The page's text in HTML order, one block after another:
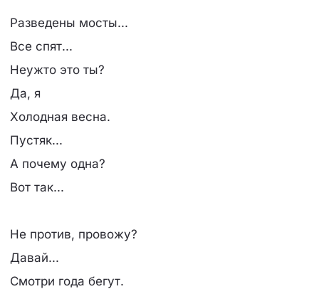
Разведены мосты...
Все спят...
Неужто это ты?
Да, я
Холодная весна.
Пустяк...
А почему одна?
Вот так...
Не против, провожу?
Давай...
Смотри года бегут.